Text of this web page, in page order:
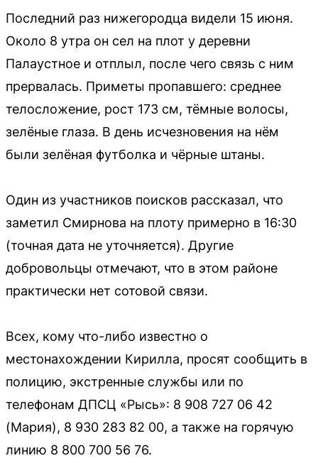
Последний раз нижегородца видели 15 июня.
Около 8 утра он сел на плот у деревни
Палаустное и отплыл, после чего связь с ним
прервалась. Приметы пропавшего: среднее
телосложение, рост 173 см, тёмные волосы,
зелёные глаза. В день исчезновения на нём
были зелёная футболка и чёрные штаны.
Один из участников поисков рассказал, что
заметил Смирнова на плоту примерно в 16:30
(точная дата не уточняется). Другие
добровольцы отмечают, что в этом районе
практически нет сотовой связи.
Всех, кому что-либо известно о
местонахождении Кирилла, просят сообщить в
полицию, экстренные службы или по
телефонам ДПСЦ «Рысь»: 8 908 727 06 42
(Мария), 8 930 283 82 00, а также на горячую
линию 8 800 700 56 76.